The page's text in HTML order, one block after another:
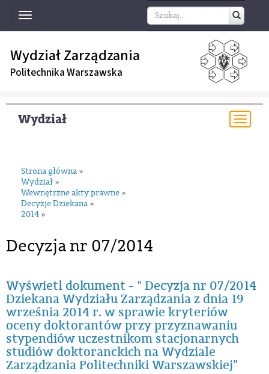
Toggle
navigation
Wydział Zarządzania
Politechnika Warszawska
Wydział
Strona główna »
Wydział »
Wewnętrzne akty prawne »
Decyzje Dziekana »
2014 »
Decyzja nr 07/2014
Wyświetl dokument - " Decyzja nr 07/2014
Dziekana Wydziału Zarządzania z dnia 19
września 2014 r. w sprawie kryteriów
oceny doktorantów przy przyznawaniu
stypendiów uczestnikom stacjonarnych
studiów doktoranckich na Wydziale
Zarządzania Politechniki Warszawskiej"